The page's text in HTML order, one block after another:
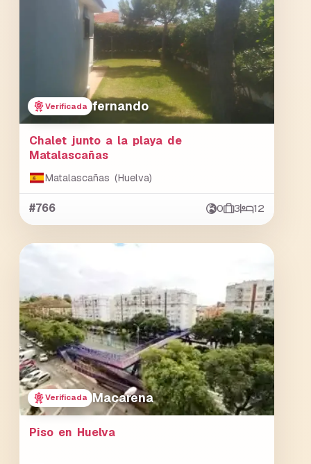
Verificada fernando
Chalet junto a la playa de
Matalascañas
Matalascañas (Huelva)
#766 0 3 12
Verificada Macarena
Piso en Huelva